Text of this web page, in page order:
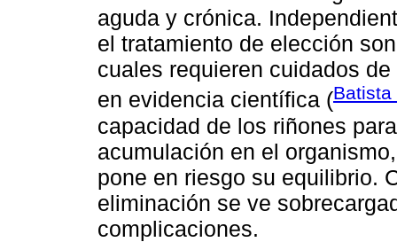
aguda y crónica.
el tratamiento de elección
cuales requieren cuidados
en evidencia científica (Batista
capacidad de los riñones
acumulación en el
pone en riesgo su equilibrio.
eliminación se ve
complicaciones.